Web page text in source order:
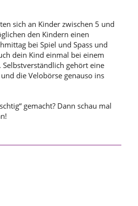
sich an Kinder zwischen 5 und
den Kindern einen
bei Spiel und Spass und
dein Kind einmal bei einem
gehört eine
die Velobörse genauso ins
gemacht? Dann schau mal